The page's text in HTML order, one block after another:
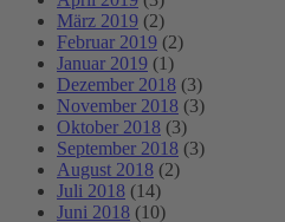
März 2019 (2)
Februar 2019 (2)
Januar 2019 (1)
Dezember 2018 (3)
November 2018 (3)
Oktober 2018 (3)
September 2018 (3)
August 2018 (2)
Juli 2018 (14)
Juni 2018 (10)